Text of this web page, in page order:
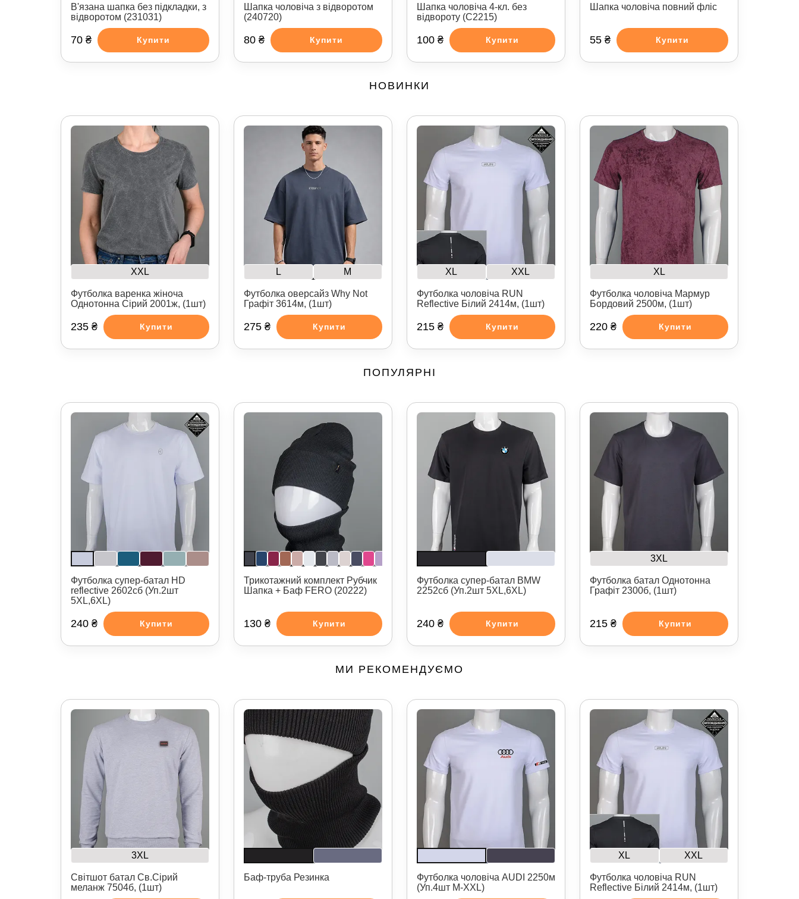
В'язана шапка без підкладки, з
відворотом (231031)
70 ₴ Купити
Шапка чоловіча з відворотом
(240720)
80 ₴ Купити
Шапка чоловіча 4-кл. без
відвороту (С2215)
100 ₴ Купити
Шапка чоловіча повний фліс
55 ₴ Купити
НОВИНКИ
XXL
Футболка варенка жіноча
Однотонна Сірий 2001ж, (1шт)
235 ₴ Купити
L M
Футболка оверсайз Why Not
Графіт 3614м, (1шт)
275 ₴ Купити
XL XXL
Футболка чоловіча RUN
Reflective Білий 2414м, (1шт)
215 ₴ Купити
XL
Футболка чоловіча Мармур
Бордовий 2500м, (1шт)
220 ₴ Купити
ПОПУЛЯРНІ
Футболка супер-батал HD
reflective 2602сб (Уп.2шт
5XL,6XL)
240 ₴ Купити
Трикотажний комплект Рубчик
Шапка + Баф FERO (20222)
130 ₴ Купити
Футболка супер-батал BMW
2252сб (Уп.2шт 5XL,6XL)
240 ₴ Купити
3XL
Футболка батал Однотонна
Графіт 2300б, (1шт)
215 ₴ Купити
МИ РЕКОМЕНДУЄМО
3XL
Світшот батал Св.Сірий
меланж 7504б, (1шт)
Баф-труба Резинка
Футболка чоловіча AUDI 2250м
(Уп.4шт M-XXL)
XL XXL
Футболка чоловіча RUN
Reflective Білий 2414м, (1шт)